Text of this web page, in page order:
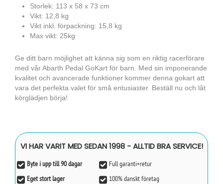
Storlek: 113 x 58 x 73 cm
Vikt: 12,8 kg
Vikt inkl. förpackning: 15,8 kg
Max vikt: 25kg
Ge ditt barn möjlighet att känna sig som en riktig racerförare
med vår Abarth Pedal GoKart för barn. Med sin imponerande
kvalitet och avancerade funktioner kommer denna gokart att
vara det perfekta valet för små entusiaster. Beställ nu och låt
körglädjen börja!
VI HAR VARIT MED SEDAN 1998 - ALLTID BRA SERVICE!
Byte i upp till 90 dagar
Full garanti+retur
Eget stort lager
100% danskt företag